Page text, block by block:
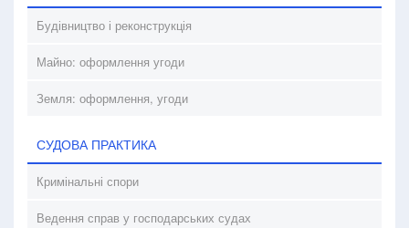
Будівництво і реконструкція
Майно: оформлення угоди
Земля: оформлення, угоди
СУДОВА ПРАКТИКА
Кримінальні спори
Ведення справ у господарських судах